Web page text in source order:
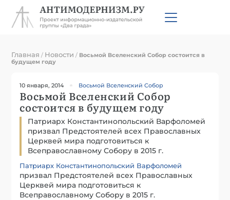
Главная / Новости / Восьмой Вселенский Собор состоится в
будущем году
10 января, 2014 Восьмой Вселенский Собор
Восьмой Вселенский Собор
состоится в будущем году
Патриарх Константинопольский Варфоломей
призвал Предстоятелей всех Православных
Церквей мира подготовиться к
Всеправославному Собору в 2015 г.
Патриарх Константинопольский Варфоломей
призвал Предстоятелей всех Православных
Церквей мира подготовиться к
Всеправославному Собору в 2015 г.